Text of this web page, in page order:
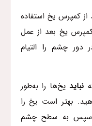
از کمپرس یخ استفاده
یخ بعد از عمل
دور چشم را التیام
نباید یخ‌ها را به‌طور
بهتر است یخ را
و سپس به سطح چشم